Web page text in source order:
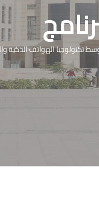
تكنولوجيا الهواتف الذكية